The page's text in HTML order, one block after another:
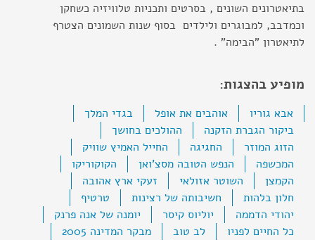
בתיאטרונים השונים , בסרטים ותכניות טלוויזיה כשחקן
וכמדבב, למבוגרים ולילדים בסוף שנות השמונים הצטרף
לתיאטרון "הבימה" .
מופיע בהצגות:
אבא גוריו אוהבים את אופל
בגדי המלך
ביקור הגברת הזקנה
ההולכים בחושך
הזוג המוזר
החגיגה
החייל האמיץ שוויק
המכשפה
הנפש הטובה מסצ'ואן
הקוקוריקו
הקמצן
השוטר אזולאי
זעקי ארץ אהובה
חלון בלהות
חשיבותה של רצינות
טרטיף
יהודי הדממה
יוליוס קיסר
יומנה של אנה פרנק
כל החיים לפניו
לב טוב
מבקר המדינה 2005